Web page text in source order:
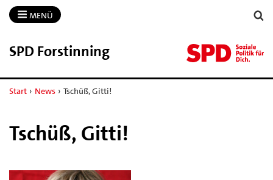
MENÜ
SPD Forstinning
Start › News › Tschüß, Gitti!
Tschüß, Gitti!